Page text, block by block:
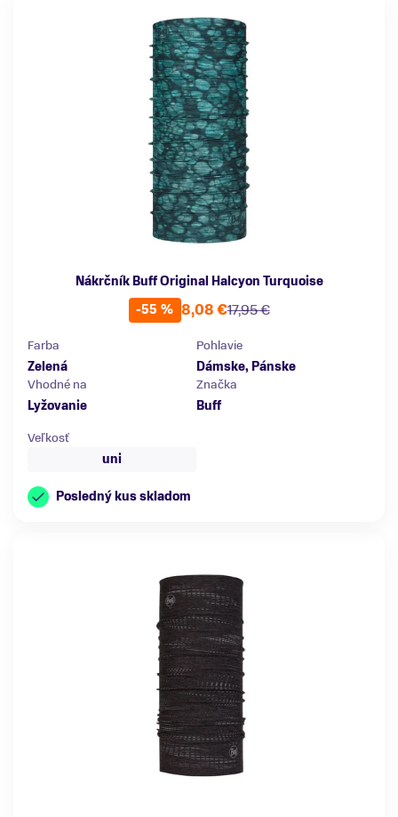
Nákrčník Buff Original Halcyon Turquoise
-55 %
17,95 €
8,08 €
Farba
Zelená
Pohlavie
Dámske, Pánske
Vhodné na
Lyžovanie
Značka
Buff
Veľkosť
uni
Posledný kus skladom